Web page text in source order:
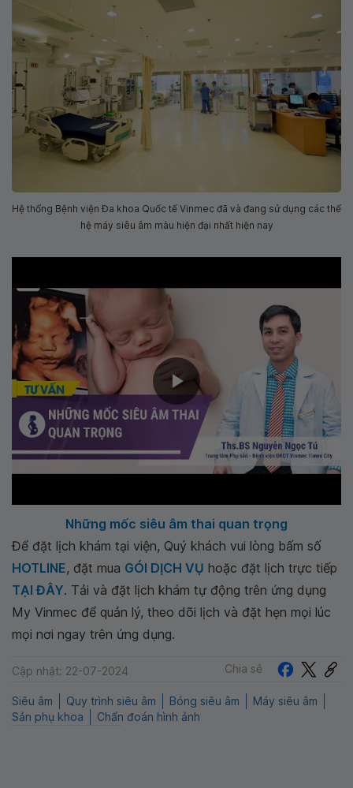
Hệ thống Bệnh viện Đa khoa Quốc tế Vinmec đã và đang sử dụng các thế
hệ máy siêu âm màu hiện đại nhất hiện nay
Những mốc siêu âm thai quan trọng
Để đặt lịch khám tại viện, Quý khách vui lòng bấm số
HOTLINE, đặt mua GÓI DỊCH VỤ hoặc đặt lịch trực tiếp
TẠI ĐÂY. Tải và đặt lịch khám tự động trên ứng dụng
My Vinmec để quản lý, theo dõi lịch và đặt hẹn mọi lúc
mọi nơi ngay trên ứng dụng.
Cập nhật: 22-07-2024 Chia sẻ
Siêu âm Quy trình siêu âm Bóng siêu âm
Máy siêu âm
Sản phụ khoa
Chẩn đoán hình ảnh